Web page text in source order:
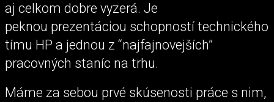
aj celkom dobre vyzerá. Je
peknou prezentáciou schopností technického
tímu HP a jednou z “najfajnovejších”
pracovných staníc na trhu.
Máme za sebou prvé skúsenosti práce s nim,